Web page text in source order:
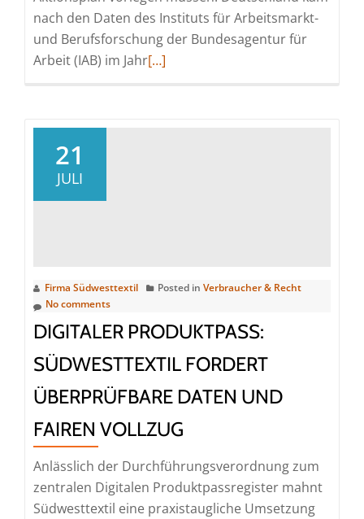
nach den Daten des Instituts für Arbeitsmarkt-
und Berufsforschung der Bundesagentur für
Arbeit (IAB) im JahrRead
vor
in
Tarifautonomie
und
Koalitionsfreiheit
[…]
21
JULI
Firma Südwesttextil Posted in Verbraucher & Recht
No comments
DIGITALER PRODUKTPASS:
SÜDWESTTEXTIL FORDERT
ÜBERPRÜFBARE DATEN UND
FAIREN VOLLZUG
Anlässlich der Durchführungsverordnung zum
zentralen Digitalen Produktpassregister mahnt
Südwesttextil eine praxistaugliche Umsetzung